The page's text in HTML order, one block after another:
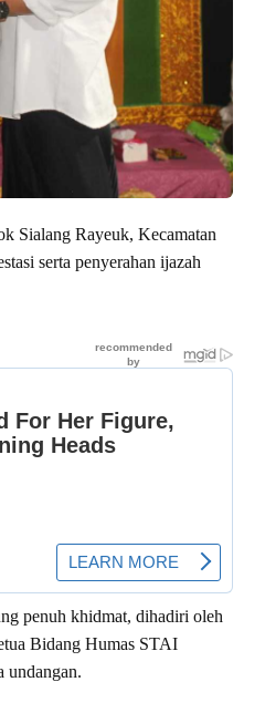
Sialang Rayeuk, Kecamatan
serta penyerahan ijazah
penuh khidmat, dihadiri oleh
Bidang Humas STAI
undangan.